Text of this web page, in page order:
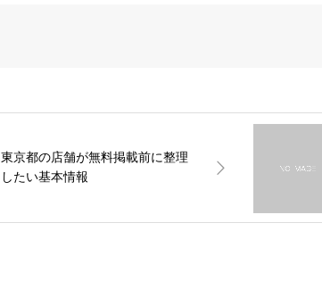
東京都の店舗が無料掲載前に整理
したい基本情報